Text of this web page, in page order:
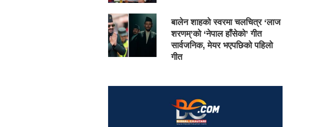
बालेन शाहको स्वरमा चलचित्र ‘लाज
शरणम्’को ‘नेपाल हाँसेको’ गीत
सार्वजनिक, मेयर भएपछिको पहिलो
गीत